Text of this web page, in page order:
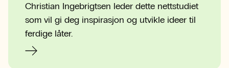
Christian Ingebrigtsen leder dette nettstudiet
som vil gi deg inspirasjon og utvikle ideer til
ferdige låter.